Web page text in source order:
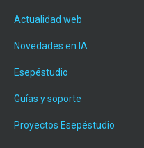
Actualidad web
Novedades en IA
Esepéstudio
Guías y soporte
Proyectos Esepéstudio